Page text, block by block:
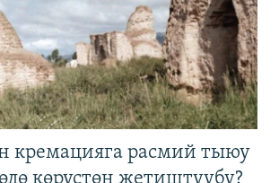
кремацияга расмий тыюу